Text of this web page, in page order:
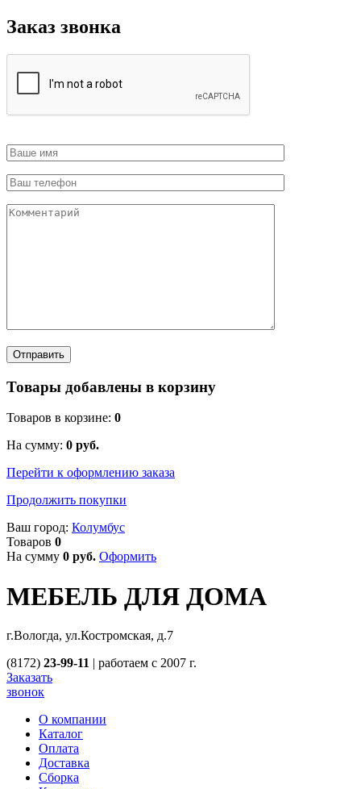
Заказ звонка
Товары добавлены в корзину
Товаров в корзине: 0
На сумму: 0 руб.
Перейти к оформлению заказа
Продолжить покупки
Ваш город: Колумбус
Товаров 0
На сумму 0 руб. Оформить
МЕБЕЛЬ ДЛЯ ДОМА
г.Вологда, ул.Костромская, д.7
(8172) 23-99-11 | работаем с 2007 г.
Заказать
звонок
О компании
Каталог
Оплата
Доставка
Сборка